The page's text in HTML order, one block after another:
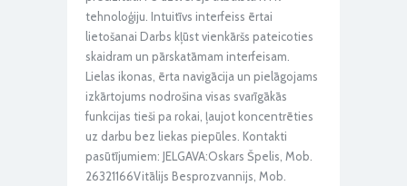
tehnoloģiju. Intuitīvs interfeiss ērtai
lietošanai Darbs kļūst vienkāršs pateicoties
skaidram un pārskatāmam interfeisam.
Lielas ikonas, ērta navigācija un pielāgojams
izkārtojums nodrošina visas svarīgākās
funkcijas tieši pa rokai, ļaujot koncentrēties
uz darbu bez liekas piepūles. Kontakti
pasūtījumiem: JELGAVA:Oskars Špelis, Mob.
26321166Vitālijs Besprozvannijs, Mob.